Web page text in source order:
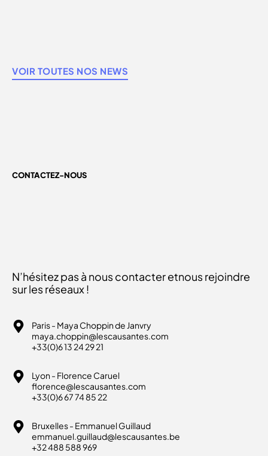
VOIR TOUTES NOS NEWS
CONTACTEZ-NOUS
N’hésitez pas à nous contacter etnous rejoindre
sur les réseaux !
Paris - Maya Choppin de Janvry
maya.choppin@lescausantes.com
+33(0)6 13 24 29 21
Lyon - Florence Caruel
florence@lescausantes.com
+33(0)6 67 74 85 22
Bruxelles - Emmanuel Guillaud
emmanuel.guillaud@lescausantes.be
+32 488 588 969